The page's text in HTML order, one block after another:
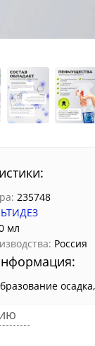
235748
мл
Россия